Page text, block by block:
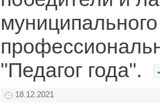
"Педагог года".
18.12.2021